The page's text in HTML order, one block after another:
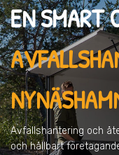
EN SMART
Avfallshantering och
och hållbart